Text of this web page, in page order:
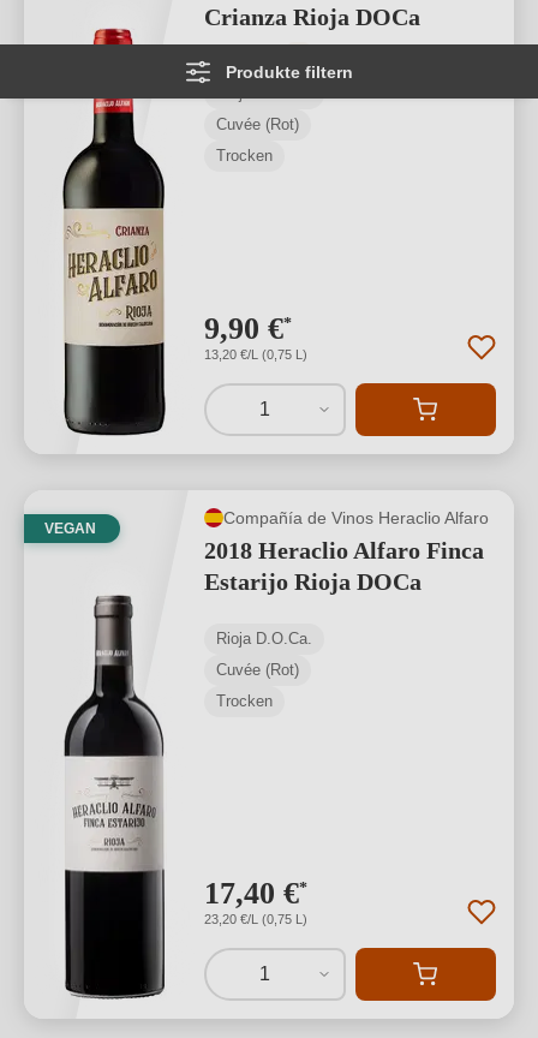
Produkte filtern
Crianza Rioja DOCa
Durchschnittliche Bewertung von 5
Cuvée (Rot)
Trocken
9,90 €*
13,20 €/L (0,75 L)
1
VEGAN
Compañía de Vinos Heraclio Alfaro
2018 Heraclio Alfaro Finca
Estarijo Rioja DOCa
Rioja D.O.Ca.
Cuvée (Rot)
Trocken
17,40 €*
23,20 €/L (0,75 L)
1